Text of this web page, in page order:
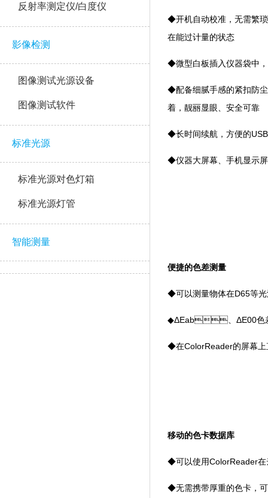
反射率测定仪/白度仪
影像检测
图像测试光源设备
图像测试软件
标准光源
标准光源对色灯箱
标准光源灯管
智能测量
◆开机自动校准，无需繁
在能过计量的状态
◆微型白板插入仪器袋中
◆配备细腻手感的紧扣防尘盖
着，靓丽显眼、安全可靠
◆长时间续航，方便的
◆仪器大屏幕、手机显
便捷的色差测量
◆可以测量物体在D65等
◆ΔEab、ΔE00色差显
◆在ColorReader的屏幕
移动的色卡数据库
◆可以使用ColorReader在
◆无需携带厚重的色卡